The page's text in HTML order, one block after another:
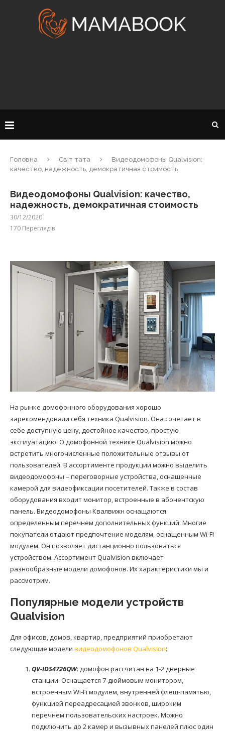
Головна Світ тата
Видеодомофоны Qualvision:
качество, надежность, демократичная стоимость
Видеодомофоны Qualvision: качество,
надежность, демократичная стоимость
30/12/2020
170 Переглядів
На рынке домофонного оборудования хорошо
зарекомендовали себя техника Qualvision. Она сочетает в
себе доступную цену, достойное качество, простую
эксплуатацию. О домофонной технике Qualvision можно
встретить многочисленные положительные отзывы от
пользователей. В ассортименте продукции можно выделить
видеодомофоны – переговорные устройства, оснащенные
камерой для видеофиксации посетителей. Также в состав
оборудования входит монитор, встроенные в абонентскую
панель. Видеодомофоны Квалвижн оснащаются
определенным перечнем дополнительных функций. Многие
покупатели отдают предпочтение моделям, оснащенным Wi-Fi
модулем. Он позволяет дистанционно пользоваться
устройством. Ассортимент Qualvision включает
разнообразные модели домофонов. Их характеристики мы и
рассмотрим.
Популярные модели устройств
Qualvision
Для офисов, домов, квартир, предприятий приобретают
следующие модели видеодомофонов Qualvision:
QV-IDS4726QW: домофон рассчитан на 1-2 дверные
станции. Оснащается 7-дюймовым монитором,
встроенным Wi-Fi модулем, внутренней флеш-памятью,
функцией переадресацией звонков, широким
перечнем пользовательских настроек. Можно
подключить до 2 камер и вызывных панелей плюс один